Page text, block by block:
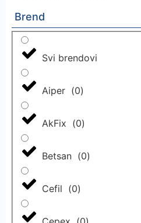
Brend
Svi brendovi
Aiper (0)
AkFix (0)
Betsan (0)
Cefil (0)